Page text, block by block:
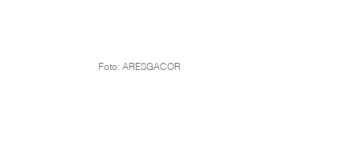
Foto: ARESGACOR